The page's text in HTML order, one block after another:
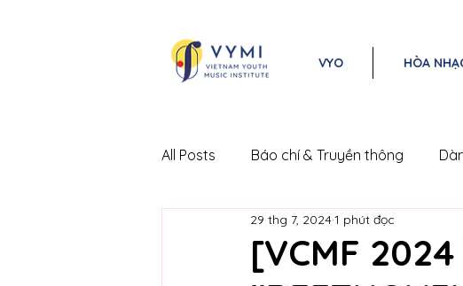
VYO HÒA
All Posts Báo chí & Truyền thông
Lễ hội Âm nhạc Cổ điển Việt Nam
[VCMF
29 thg 7, 20241 phút đọc